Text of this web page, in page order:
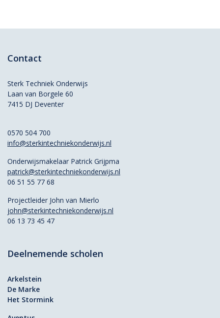
Contact
Sterk Techniek Onderwijs
Laan van Borgele 60
7415 DJ Deventer
0570 504 700
info@sterkintechniekonderwijs.nl
Onderwijsmakelaar Patrick Grijpma
patrick@sterkintechniekonderwijs.nl
06 51 55 77 68
Projectleider John van Mierlo
john@sterkintechniekonderwijs.nl
06 13 73 45 47
Deelnemende scholen
Arkelstein
De Marke
Het Stormink